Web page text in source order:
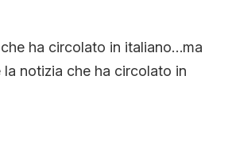
ha circolato in italiano…ma
notizia che ha circolato in